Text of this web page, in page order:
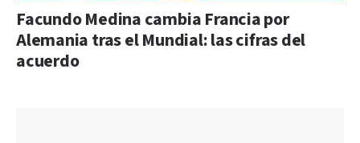
Facundo Medina cambia Francia por
Alemania tras el Mundial: las cifras del
acuerdo